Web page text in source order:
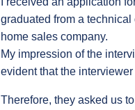
graduated from a
home sales company.
My impression of the
evident that the
Therefore, they asked us